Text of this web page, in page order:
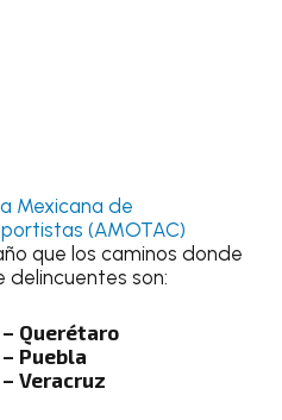
Mexicana de
(AMOTAC)
que los caminos donde
delincuentes son:
Querétaro
Puebla
Veracruz